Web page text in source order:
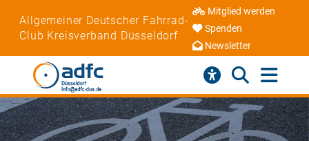
Allgemeiner Deutscher Fahrrad-
Club Kreisverband Düsseldorf
Mitglied werden
Spenden
Newsletter